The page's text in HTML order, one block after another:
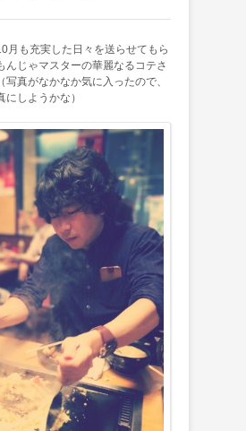
月も充実した日々を送らせてもら
んじゃマスターの華麗なるコテさ
写真がなかなか気に入ったので、
しようかな）